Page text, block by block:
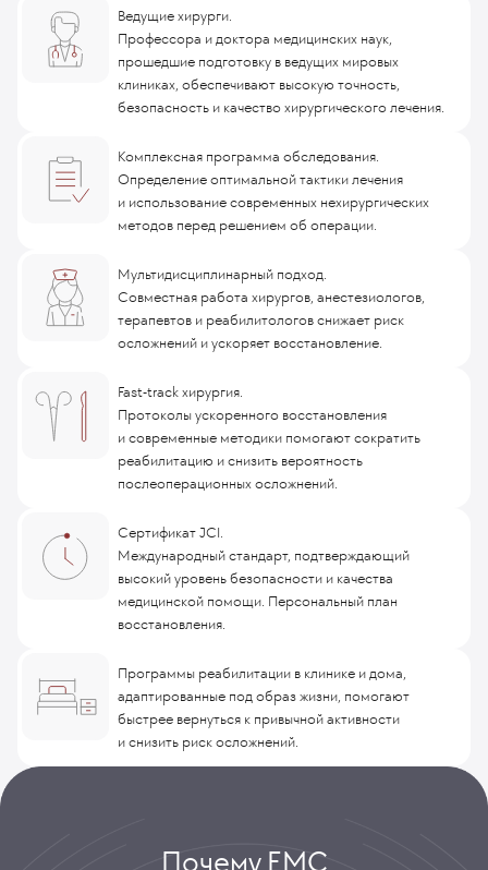
Ведущие хирурги.
Профессора и доктора медицинских наук,
прошедшие подготовку в ведущих мировых
клиниках, обеспечивают высокую точность,
безопасность и качество хирургического лечения.
Комплексная программа обследования.
Определение оптимальной тактики лечения
и использование современных нехирургических
методов перед решением об операции.
Мультидисциплинарный подход.
Совместная работа хирургов, анестезиологов,
терапевтов и реабилитологов снижает риск
осложнений и ускоряет восстановление.
Fast-track хирургия.
Протоколы ускоренного восстановления
и современные методики помогают сократить
реабилитацию и снизить вероятность
послеоперационных осложнений.
Сертификат JCI.
Международный стандарт, подтверждающий
высокий уровень безопасности и качества
медицинской помощи. Персональный план
восстановления.
Программы реабилитации в клинике и дома,
адаптированные под образ жизни, помогают
быстрее вернуться к привычной активности
и снизить риск осложнений.
Почему ЕМС